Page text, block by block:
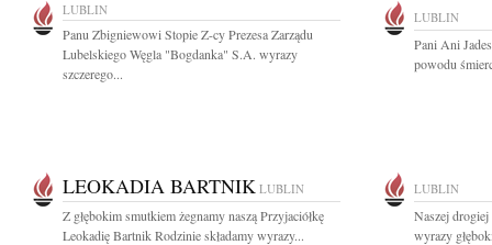
LUBLIN
Panu Zbigniewowi Stopie Z-cy Prezesa Zarządu
Lubelskiego Węgla "Bogdanka" S.A. wyrazy
szczerego...
LUBLIN
Pani Ani
powodu
LEOKADIA BARTNIK LUBLIN
Z głębokim smutkiem żegnamy naszą Przyjaciółkę
Leokadię Bartnik Rodzinie składamy wyrazy...
LUBLIN
Naszej
wyrazy